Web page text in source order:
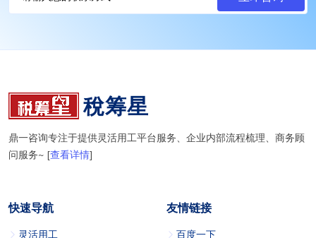
稅筹星
鼎一咨询专注于提供灵活用工平台服务、企业内部流程梳理、商务顾
问服务~ [查看详情]
快速导航
灵活用工
友情链接
百度一下